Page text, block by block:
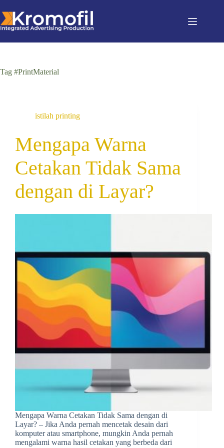
Tag #PrintMaterial
istilah printing
Mengapa Warna
Cetakan Tidak Sama
dengan di Layar?
Mengapa Warna Cetakan Tidak Sama dengan di
Layar? – Jika Anda pernah mencetak desain dari
komputer atau smartphone, mungkin Anda pernah
mengalami warna hasil cetakan yang berbeda dari